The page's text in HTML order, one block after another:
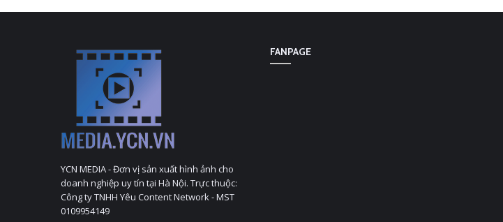
YCN MEDIA - Đơn vị sản xuất hình ảnh cho
doanh nghiệp uy tín tại Hà Nội. Trực thuộc:
Công ty TNHH Yêu Content Network - MST
0109954149
FANPAGE